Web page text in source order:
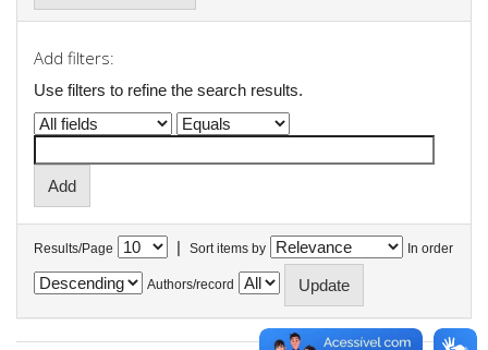
Add filters:
Use filters to refine the search results.
Results/Page | Sort items by In order
Authors/record